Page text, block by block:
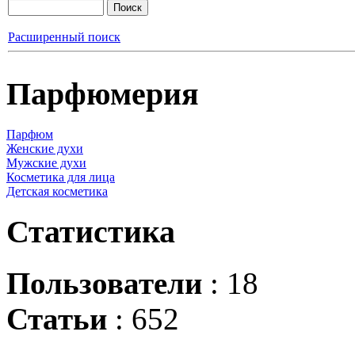
Расширенный поиск
Парфюмерия
Парфюм
Женские духи
Мужские духи
Косметика для лица
Детская косметика
Статистика
Пользователи : 18
Статьи : 652